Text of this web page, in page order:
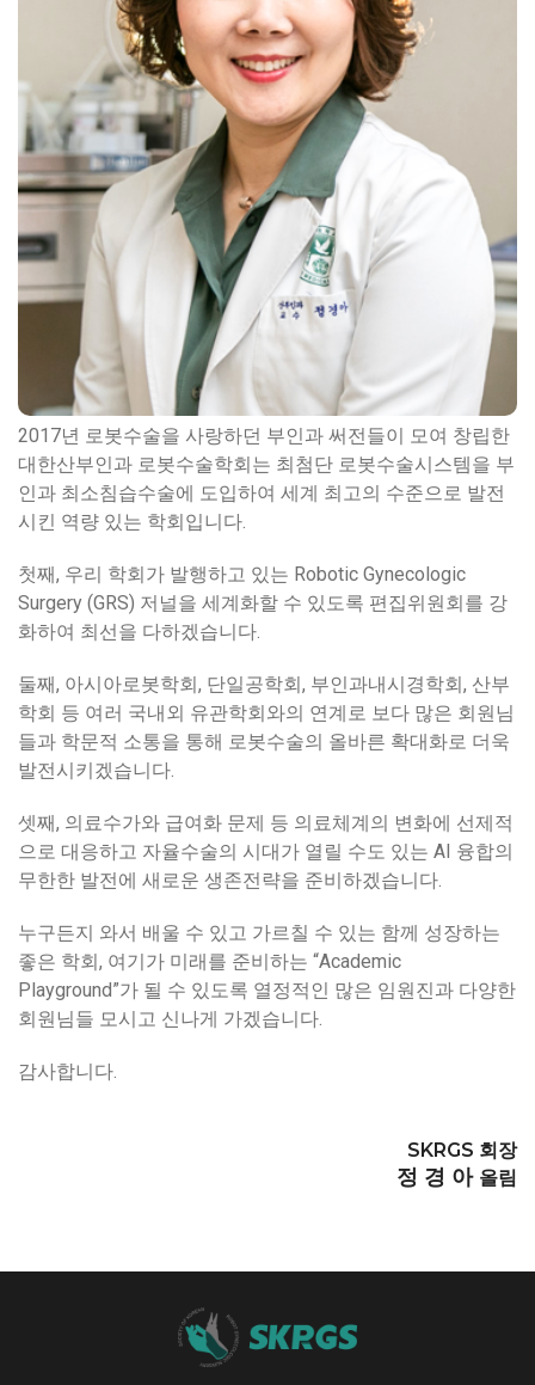
2017년 로봇수술을 사랑하던 부인과 써전들이 모여 창립한
대한산부인과 로봇수술학회는 최첨단 로봇수술시스템을 부
인과 최소침습수술에 도입하여 세계 최고의 수준으로 발전
시킨 역량 있는 학회입니다.
첫째, 우리 학회가 발행하고 있는 Robotic Gynecologic
Surgery (GRS) 저널을 세계화할 수 있도록 편집위원회를 강
화하여 최선을 다하겠습니다.
둘째, 아시아로봇학회, 단일공학회, 부인과내시경학회, 산부
학회 등 여러 국내외 유관학회와의 연계로 보다 많은 회원님
들과 학문적 소통을 통해 로봇수술의 올바른 확대화로 더욱
발전시키겠습니다.
셋째, 의료수가와 급여화 문제 등 의료체계의 변화에 선제적
으로 대응하고 자율수술의 시대가 열릴 수도 있는 AI 융합의
무한한 발전에 새로운 생존전략을 준비하겠습니다.
누구든지 와서 배울 수 있고 가르칠 수 있는 함께 성장하는
좋은 학회, 여기가 미래를 준비하는 “Academic
Playground”가 될 수 있도록 열정적인 많은 임원진과 다양한
회원님들 모시고 신나게 가겠습니다.
감사합니다.
SKRGS 회장
정 경 아 올림